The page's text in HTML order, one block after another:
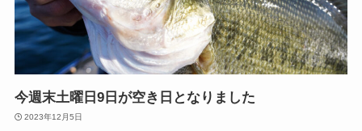
今週末土曜日9日が空き日となりました
2023年12月5日